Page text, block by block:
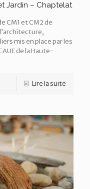
Jardin – Chaptelat
CM1 et CM2 de
mis en place par les
de la Haute-
Lire la suite